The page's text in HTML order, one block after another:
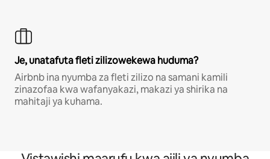
Je, unatafuta fleti zilizowekewa huduma?
Airbnb ina nyumba za fleti zilizo na samani kamili
zinazofaa kwa wafanyakazi, makazi ya shirika na
mahitaji ya kuhama.